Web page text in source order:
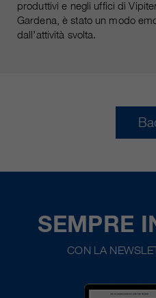
produttivi e negli uffici di
Gardena, è stato un modo
dall’attività svolta.
SEMPRE
CON LA